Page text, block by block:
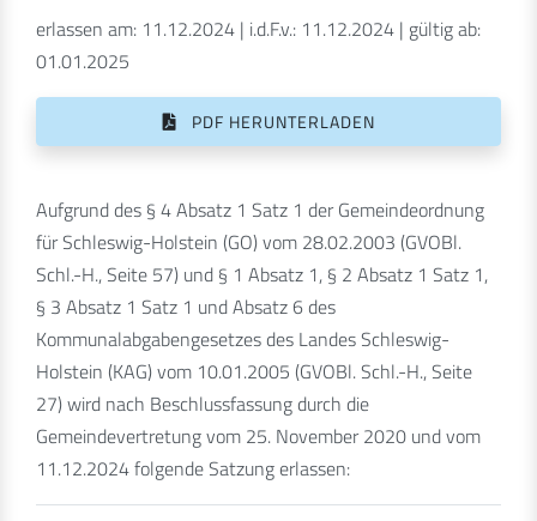
erlassen am: 11.12.2024 | i.d.F.v.: 11.12.2024 | gültig ab:
01.01.2025
Aufgrund des § 4 Absatz 1 Satz 1 der Gemeindeordnung
für Schleswig-Holstein (GO) vom 28.02.2003 (GVOBl.
Schl.-H., Seite 57) und § 1 Absatz 1, § 2 Absatz 1 Satz 1,
§ 3 Absatz 1 Satz 1 und Absatz 6 des
Kommunalabgabengesetzes des Landes Schleswig-
Holstein (KAG) vom 10.01.2005 (GVOBl. Schl.-H., Seite
27) wird nach Beschlussfassung durch die
Gemeindevertretung vom 25. November 2020 und vom
11.12.2024 folgende Satzung erlassen:
PDF HERUNTERLADEN